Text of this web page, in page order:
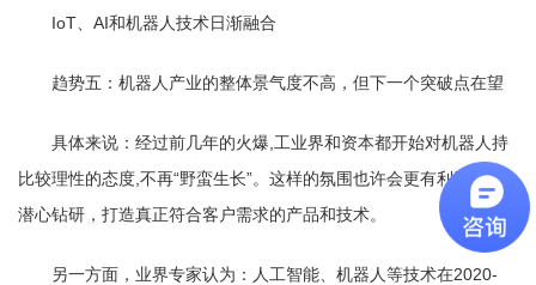
IoT、AI和机器人技术日渐融合
趋势五：机器人产业的整体景气度不高，但下一个突破点在望
具体来说：经过前几年的火爆,工业界和资本都开始对机器人持
比较理性的态度,不再“野蛮生长”。这样的氛围也许会更有利于企业
潜心钻研，打造真正符合客户需求的产品和技术。
另一方面，业界专家认为：人工智能、机器人等技术在2020-